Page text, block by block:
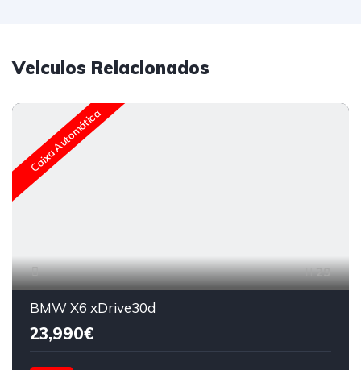
Veiculos Relacionados
Caixa Automática
29
BMW X6 xDrive30d
23,990€